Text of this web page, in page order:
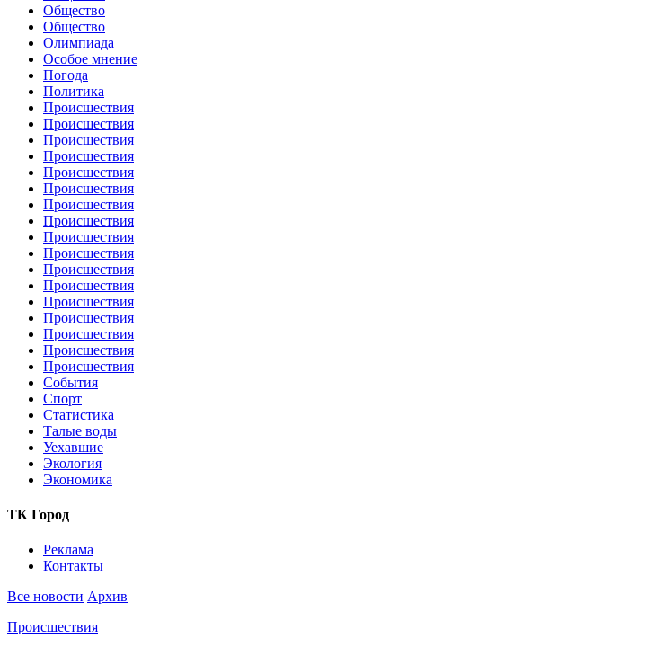
Общество
Общество
Олимпиада
Особое мнение
Погода
Политика
Происшествия
Происшествия
Происшествия
Происшествия
Происшествия
Происшествия
Происшествия
Происшествия
Происшествия
Происшествия
Происшествия
Происшествия
Происшествия
Происшествия
Происшествия
Происшествия
Происшествия
События
Спорт
Статистика
Талые воды
Уехавшие
Экология
Экономика
ТК Город
Реклама
Контакты
Все новости Архив
Происшествия